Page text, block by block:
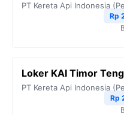
PT Kereta Api Indonesia
Rp
Loker KAI Timor
PT Kereta Api Indonesia
Rp